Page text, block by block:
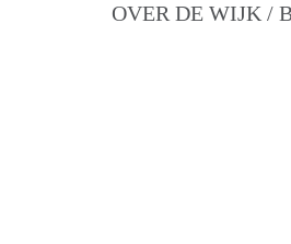
OVER DE WIJK /